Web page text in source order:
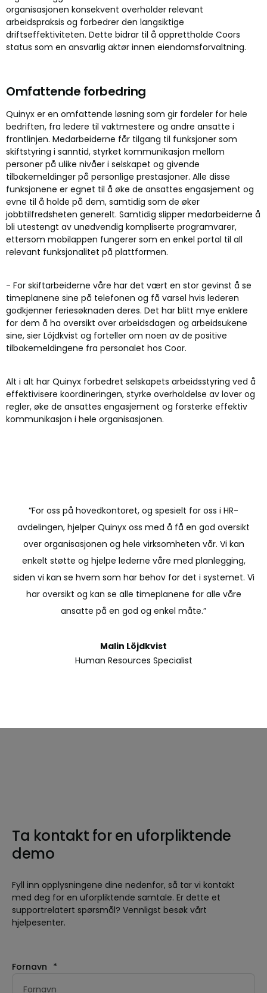
organisasjonen konsekvent overholder relevant
arbeidspraksis og forbedrer den langsiktige
driftseffektiviteten. Dette bidrar til å opprettholde Coors
status som en ansvarlig aktør innen eiendomsforvaltning.
Omfattende forbedring
Quinyx er en omfattende løsning som gir fordeler for hele
bedriften, fra ledere til vaktmestere og andre ansatte i
frontlinjen. Medarbeiderne får tilgang til funksjoner som
skiftstyring i sanntid, styrket kommunikasjon mellom
personer på ulike nivåer i selskapet og givende
tilbakemeldinger på personlige prestasjoner. Alle disse
funksjonene er egnet til å øke de ansattes engasjement og
evne til å holde på dem, samtidig som de øker
jobbtilfredsheten generelt. Samtidig slipper medarbeiderne å
bli utestengt av unødvendig kompliserte programvarer,
ettersom mobilappen fungerer som en enkel portal til all
relevant funksjonalitet på plattformen.
- For skiftarbeiderne våre har det vært en stor gevinst å se
timeplanene sine på telefonen og få varsel hvis lederen
godkjenner feriesøknaden deres. Det har blitt mye enklere
for dem å ha oversikt over arbeidsdagen og arbeidsukene
sine, sier Löjdkvist og forteller om noen av de positive
tilbakemeldingene fra personalet hos Coor.
Alt i alt har Quinyx forbedret selskapets arbeidsstyring ved å
effektivisere koordineringen, styrke overholdelse av lover og
regler, øke de ansattes engasjement og forsterke effektiv
kommunikasjon i hele organisasjonen.
“For oss på hovedkontoret, og spesielt for oss i HR-
avdelingen, hjelper Quinyx oss med å få en god oversikt
over organisasjonen og hele virksomheten vår. Vi kan
enkelt støtte og hjelpe lederne våre med planlegging,
siden vi kan se hvem som har behov for det i systemet. Vi
har oversikt og kan se alle timeplanene for alle våre
ansatte på en god og enkel måte.”
Malin Löjdkvist
Human Resources Specialist
Ta kontakt for en uforpliktende
demo
Fyll inn opplysningene dine nedenfor, så tar vi kontakt
med deg for en uforpliktende samtale. Er dette et
supportrelatert spørsmål? Vennligst besøk vårt
hjelpesenter.
Fornavn *